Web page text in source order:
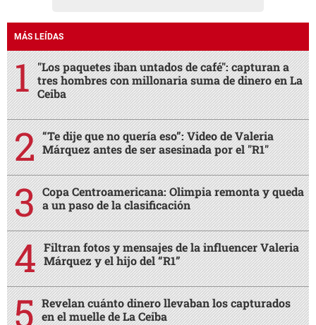
MÁS LEÍDAS
"Los paquetes iban untados de café": capturan a
tres hombres con millonaria suma de dinero en La
Ceiba
“Te dije que no quería eso”: Video de Valeria
Márquez antes de ser asesinada por el "R1"
Copa Centroamericana: Olimpia remonta y queda
a un paso de la clasificación
Filtran fotos y mensajes de la influencer Valeria
Márquez y el hijo del “R1”
Revelan cuánto dinero llevaban los capturados
en el muelle de La Ceiba